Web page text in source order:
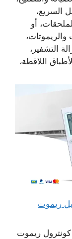
السريع،
أو
والريموتات،
التشفير،
اللاقطة،
66041166 توصيل ريموت
كونترول ريموت